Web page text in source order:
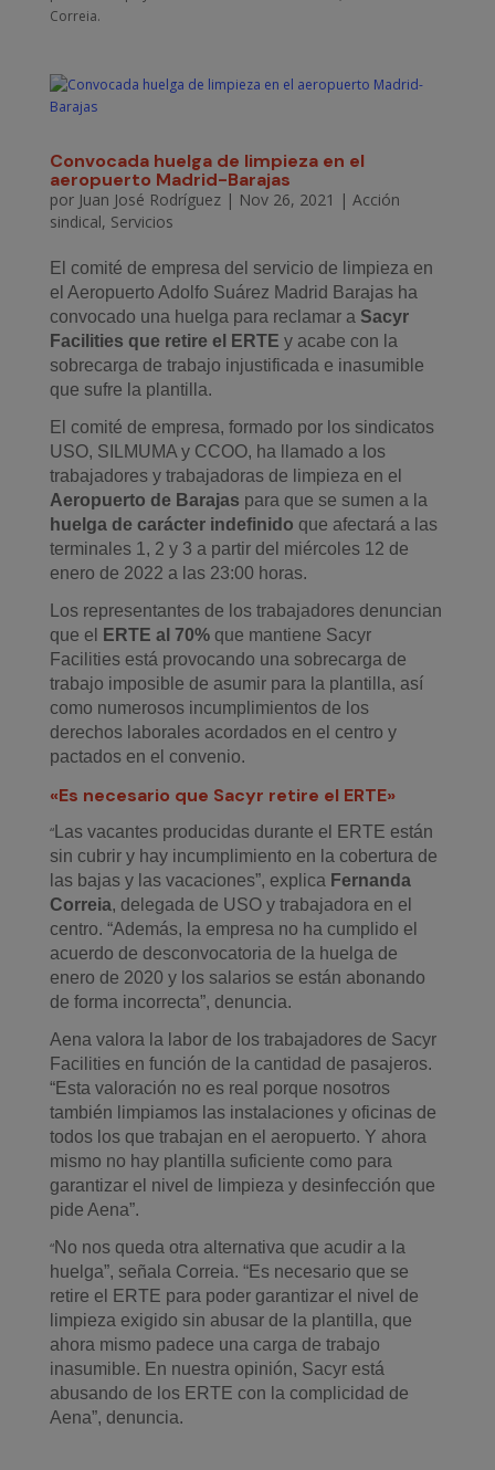
Correia.
Convocada huelga de limpieza en el
aeropuerto Madrid-Barajas
por Juan José Rodríguez| Nov 26, 2021 | Acción
sindical, Servicios
E l comité de empresa del servicio de limpieza en
el Aeropuerto Adolfo Suárez Madrid Barajas ha
convocado una huelga para reclamar a Sacyr
Facilities que retire el ERTE y acabe con la
sobrecarga de trabajo injustificada e inasumible
que sufre la plantilla.
El comité de empresa, formado por los sindicatos
USO, SILMUMA y CCOO, ha llamado a los
trabajadores y trabajadorasde limpieza en el
Aeropuerto de Barajas para que se sumen a la
huelga de carácter indefinido que afectará a las
terminales 1, 2 y 3 a partir del miércoles 12 de
enero de 2022 a las 23:00 horas.
Los representantes de los trabajadores denuncian
que el
ERTE al 70%que mantiene Sacyr
Facilitiesestá provocando una sobrecarga de
trabajo imposible de asumir para la plantilla, así
como numerosos incumplimientosde los
derechos laborales acordados en el centro y
pactados en el convenio.
«Es necesario que Sacyr retire el ERTE»
“Las vacantes producidas durante el ERTE están
sin cubrir y hayincumplimiento en la cobertura de
lasbajas y las vacaciones”, explica Fernanda
Correia, delegada de USO y trabajadora en el
centro. “Además, la empresa no ha cumplido el
acuerdo de desconvocatoria de la huelga de
enero de 2020 y los salarios se están abonando
de forma incorrecta”, denuncia.
Aena valora la labor de los trabajadores de Sacyr
Facilities en función de la cantidad de pasajeros.
“Esta valoración no es real porque nosotros
también limpiamoslas instalaciones y oficinas de
todos los que trabajan en el aeropuerto. Y ahora
mismo no hay plantilla suficiente como para
garantizar el nivel de limpieza y desinfección que
pide Aena”.
“No nos queda otra alternativa que acudir a la
huelga”, señala Correia. “Es necesario que se
retire el
E RTE para poder garantizar el nivel de
limpieza exigido sin abusar de la plantilla, que
ahora mismo padece una carga de trabajo
inasumible. En nuestra opinión, Sacyr está
abusando de los ERTE con la complicidad de
Aena”, denuncia.